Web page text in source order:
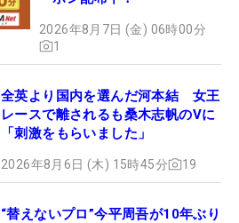
2026年8月7日 (金) 06時00分
1
全英より国内を選んだ河本結 女王
レースで離されるも桑木志帆のVに
「刺激をもらいました」
2026年8月6日 (木) 15時45分 19
“替えないプロ”今平周吾が10年ぶり